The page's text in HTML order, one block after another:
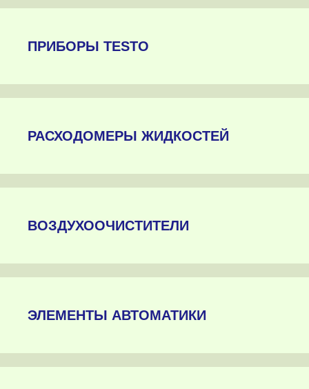
ПРИБОРЫ TESTO
РАСХОДОМЕРЫ ЖИДКОСТЕЙ
ВОЗДУХООЧИСТИТЕЛИ
ЭЛЕМЕНТЫ АВТОМАТИКИ